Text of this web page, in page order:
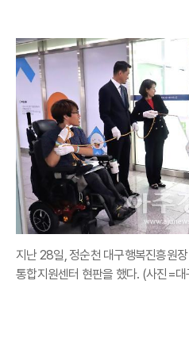
지난 28일, 정순천 대구행복진흥원
통합지원센터 현판을 했다. (사진=